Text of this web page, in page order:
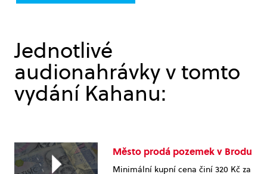
Jednotlivé
audionahrávky v tomto
vydání Kahanu:
Město prodá pozemek v Brodu
Minimální kupní cena činí 320 Kč za